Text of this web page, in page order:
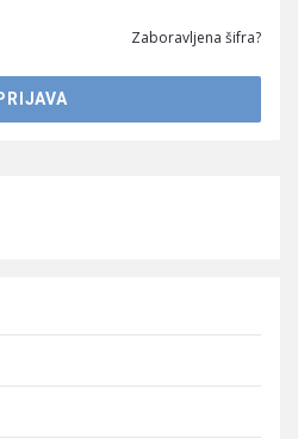
Zaboravljena šifra?